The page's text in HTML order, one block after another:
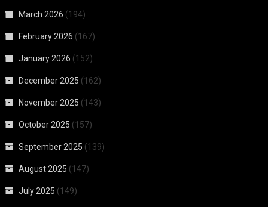
March 2026 (194)
February 2026 (167)
January 2026 (152)
December 2025 (162)
November 2025 (143)
October 2025 (157)
September 2025 (139)
August 2025 (147)
July 2025 (149)